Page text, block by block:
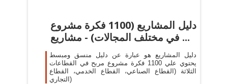
دليل المشاريع (1100 فكرة مشروع
في مختلف المجالات) - مشاريع ...
دليل المشاريع هو عبارة عن دليل منسق ومبسط
يحتوي علي 1100 فكرة مشروع مربح في القطاعات
الثلاثة (القطاع الصناعي، القطاع الخدمي، القطاع
التجاري)